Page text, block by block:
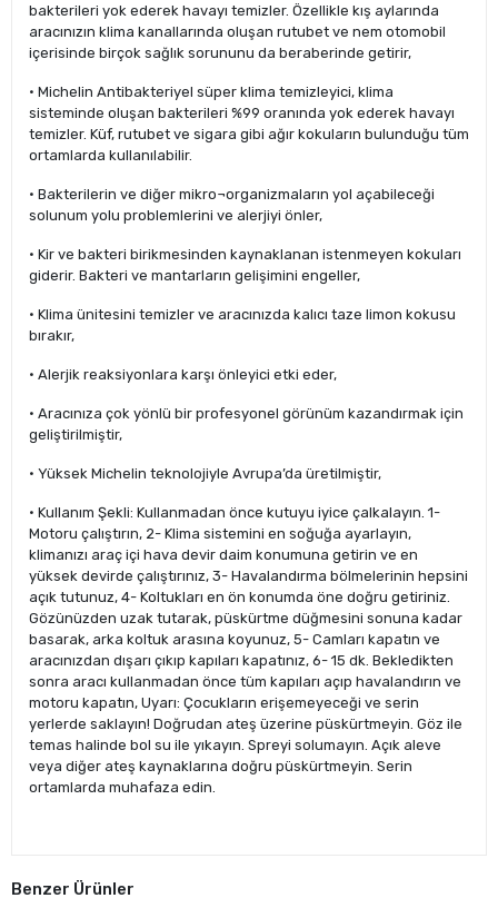
bakterileri yok ederek havayı temizler. Özellikle kış aylarında
aracınızın klima kanallarında oluşan rutubet ve nem otomobil
içerisinde birçok sağlık sorununu da beraberinde getirir,
• Michelin Antibakteriyel süper klima temizleyici, klima
sisteminde oluşan bakterileri %99 oranında yok ederek havayı
temizler. Küf, rutubet ve sigara gibi ağır kokuların bulunduğu tüm
ortamlarda kullanılabilir.
• Bakterilerin ve diğer mikro¬organizmaların yol açabileceği
solunum yolu problemlerini ve alerjiyi önler,
• Kir ve bakteri birikmesinden kaynaklanan istenmeyen kokuları
giderir. Bakteri ve mantarların gelişimini engeller,
• Klima ünitesini temizler ve aracınızda kalıcı taze limon kokusu
bırakır,
• Alerjik reaksiyonlara karşı önleyici etki eder,
• Aracınıza çok yönlü bir profesyonel görünüm kazandırmak için
geliştirilmiştir,
• Yüksek Michelin teknolojiyle Avrupa’da üretilmiştir,
• Kullanım Şekli: Kullanmadan önce kutuyu iyice çalkalayın. 1-
Motoru çalıştırın, 2- Klima sistemini en soğuğa ayarlayın,
klimanızı araç içi hava devir daim konumuna getirin ve en
yüksek devirde çalıştırınız, 3- Havalandırma bölmelerinin hepsini
açık tutunuz, 4- Koltukları en ön konumda öne doğru getiriniz.
Gözünüzden uzak tutarak, püskürtme düğmesini sonuna kadar
basarak, arka koltuk arasına koyunuz, 5- Camları kapatın ve
aracınızdan dışarı çıkıp kapıları kapatınız, 6- 15 dk. Bekledikten
sonra aracı kullanmadan önce tüm kapıları açıp havalandırın ve
motoru kapatın, Uyarı: Çocukların erişemeyeceği ve serin
yerlerde saklayın! Doğrudan ateş üzerine püskürtmeyin. Göz ile
temas halinde bol su ile yıkayın. Spreyi solumayın. Açık aleve
veya diğer ateş kaynaklarına doğru püskürtmeyin. Serin
ortamlarda muhafaza edin.
Benzer Ürünler